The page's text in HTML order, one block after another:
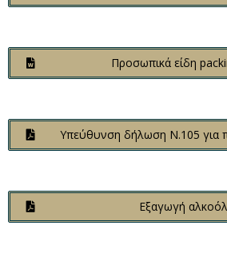
Προσωπικά είδη
Υπεύθυνση δήλωση Ν.105 για
Εξαγωγή αλκοόλ